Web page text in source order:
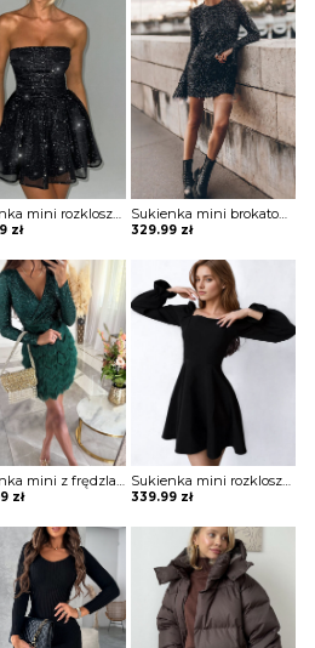
Sukienka mini rozkloszowana bez ramiączek Zahariea
zł
Sukienka mini brokatowa Eric
329.99 zł
zł
Sukienka mini rozkloszowana z kwadratowym dekoltem Blagica
339.99 zł